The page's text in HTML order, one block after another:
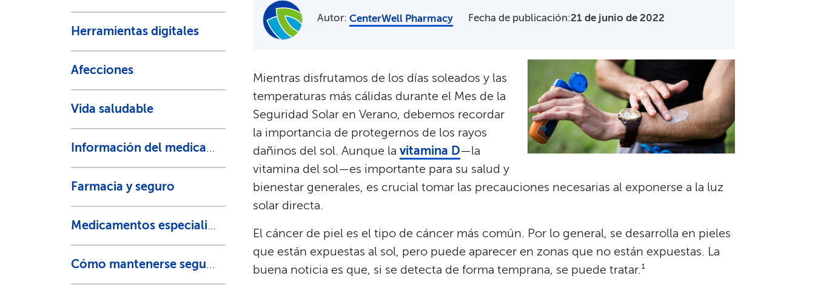
Herramientas digitales​​
Afecciones​​
Vida saludable​​
Información del medicamento​​
Farmacia y seguro​​
Medicamentos especializados​​
Cómo mantenerse seguro​​
Autor:CenterWell Pharmacy Fecha de publicación:21 de junio de 2022
Mientras disfrutamos de los días soleados y las
temperaturas más cálidas durante el Mes de la
Seguridad Solar en Verano, debemos recordar
la importancia de protegernos de los rayos
dañinos del sol. Aunque la vitamina D—la
vitamina del sol—es importante para su salud y
bienestar generales, es crucial tomar las precauciones necesarias al exponerse a la luz
solar directa.​​
El cáncer de piel es el tipo de cáncer más común. Por lo general, se desarrolla en pieles
que están expuestas al sol, pero puede aparecer en zonas que no están expuestas. La
buena noticia es que, si se detecta de forma temprana, se puede tratar.¹​​